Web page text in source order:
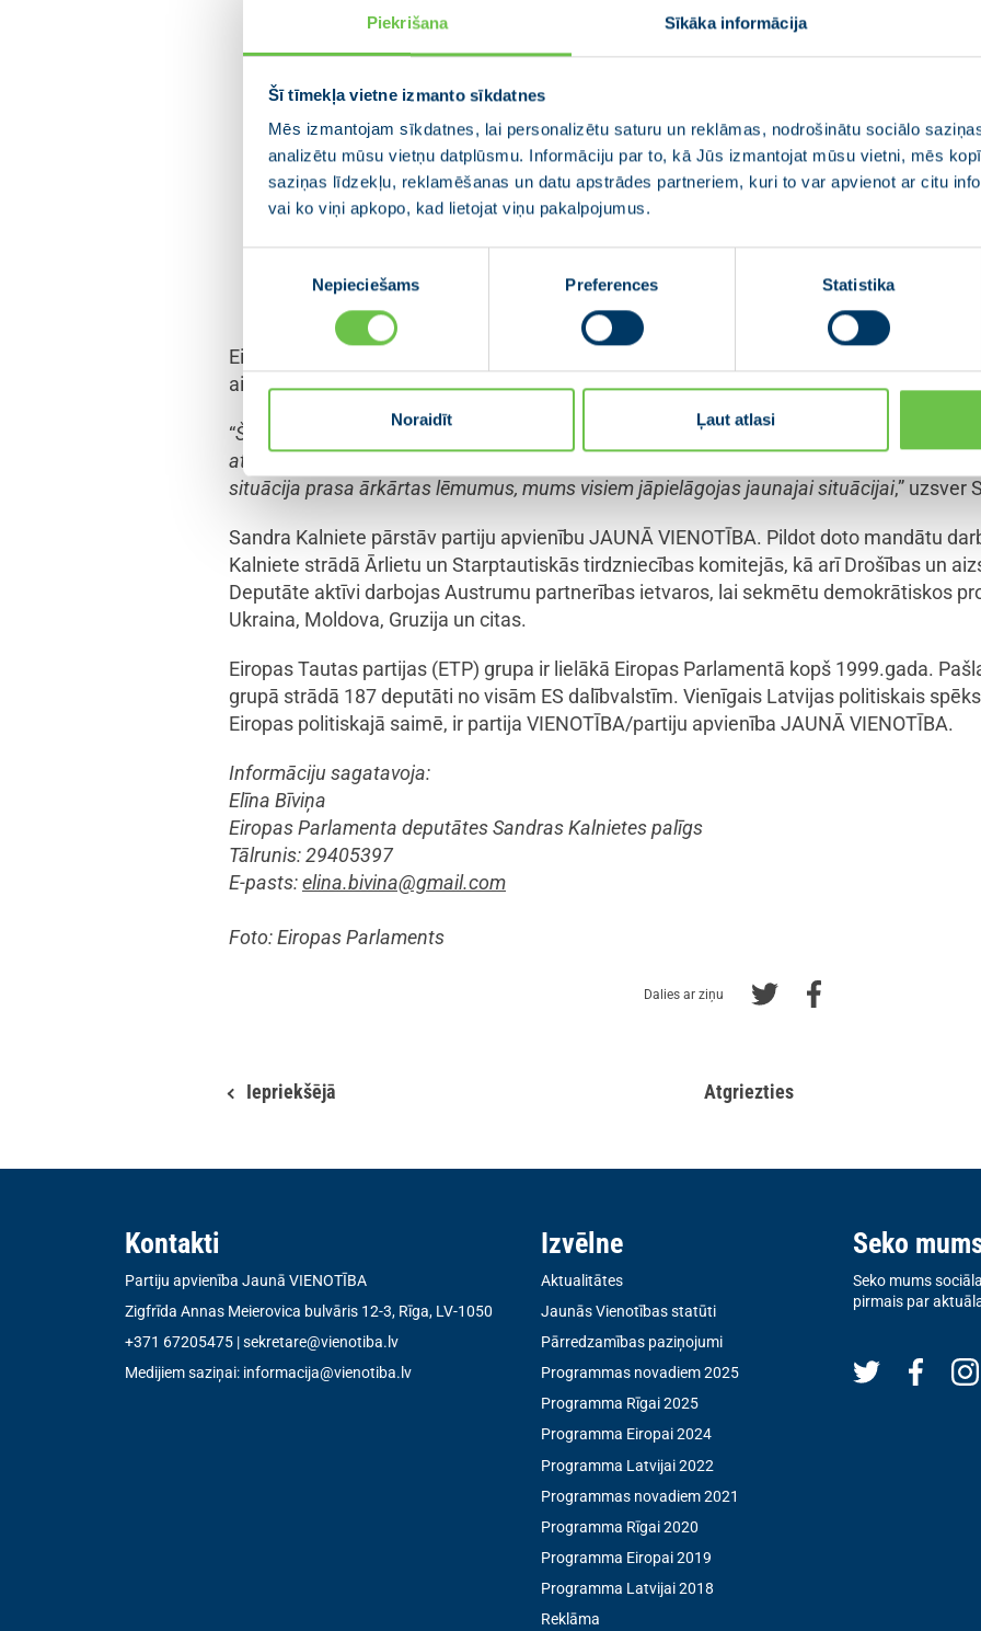
Piekrišana Sīkāka informācija
Šī tīmekļa vietne izmanto sīkdatnes
Mēs izmantojam sīkdatnes, lai personalizētu saturu un reklāmas, nodrošinātu sociālo
analizētu mūsu vietņu datplūsmu. Informāciju par to, kā Jūs izmantojat mūsu vietni, mēs
saziņas līdzekļu, reklamēšanas un datu apstrādes partneriem, kuri to var apvienot ar citu
vai ko viņi apkopo, kad lietojat viņu pakalpojumus.
Nepieciešams Preferences Statistika
Noraidīt Ļaut atlasi
uzņēmumu darbības nodrošināšanai novirzīt papildus 37 miljardus eiro;
par ES Solidaritātes fonda finansējuma dubultošanu līdz 100 miljardiem eiro, lai
ārkārtas palīdzībai dalībvalstu veselības aprūpes sistēmās;
par būtisku atbalstu aviosatiksmē iesaistītajiem uzņēmumiem.
Sandra Kalniete atzīst, ka koronavīrusa pandēmija ir ne tikai nepieredzēts
veselības aprūpes sistēmām, bet arī liels šoks cilvēkiem un ekonomikai. “
dalībvalstīm risināt sarežģīto situāciju, lai cilvēkiem un uzņēmumiem sniegtu drošības sajūtu,
”
Eiropas Parlamenta ārkārtas plenārsēde šodien notiks attālinātā režīmā un tās
aicināti solidāri atbalstīt sagatavotos priekšlikumus, nenovilcinot lēmumu
“Šī krīze ir mūsu cilvēciskuma un atbildības pārbaudījums, tāpēc ikvienam un katrai ir
atbildību par līdzcilvēkiem gan ievērojot sociālās distancēšanās normas, gan arī vienam
situācija prasa ārkārtas lēmumus, mums visiem jāpielāgojas jaunajai situācijai,” uzsver
Sandra Kalniete pārstāv partiju apvienību JAUNĀ VIENOTĪBA. Pildot doto mandātu
Kalniete strādā Ārlietu un Starptautiskās tirdzniecības komitejās, kā arī Drošības un
Deputāte aktīvi darbojas Austrumu partnerības ietvaros, lai sekmētu demokrātiskos
Ukraina, Moldova, Gruzija un citas.
Eiropas Tautas partijas (ETP) grupa ir lielākā Eiropas Parlamentā kopš 1999.gada.
grupā strādā 187 deputāti no visām ES dalībvalstīm. Vienīgais Latvijas politiskais
Eiropas politiskajā saimē, ir partija VIENOTĪBA/partiju apvienība JAUNĀ VIENOTĪBA.
Informāciju sagatavoja:
Elīna Bīviņa
Eiropas Parlamenta deputātes Sandras Kalnietes palīgs
Tālrunis: 29405397
E-pasts:elina.bivina@gmail.com
Foto: Eiropas Parlaments
Dalies ar ziņu
Iepriekšējā Atgriezties
Kontakti
Partiju apvienība Jaunā VIENOTĪBA
Zigfrīda Annas Meierovica bulvāris 12-3, Rīga, LV-1050
+371 67205475 |sekretare@vienotiba.lv
Medijiem saziņai: informacija@vienotiba.lv
Izvēlne
Aktualitātes
Jaunās Vienotības statūti
Pārredzamības paziņojumi
Programmas novadiem 2025
Programma Rīgai 2025
Programma Eiropai 2024
Programma Latvijai 2022
Programmas novadiem 2021
Programma Rīgai 2020
Programma Eiropai 2019
Programma Latvijai 2018
Reklāma
Seko
Seko mums
pirmais par